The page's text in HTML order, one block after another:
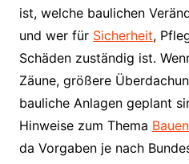
ist, welche baulichen
und wer für Sicherheit,
Schäden zuständig ist.
Zäune, größere
bauliche Anlagen geplant
Hinweise zum Thema
da Vorgaben je nach